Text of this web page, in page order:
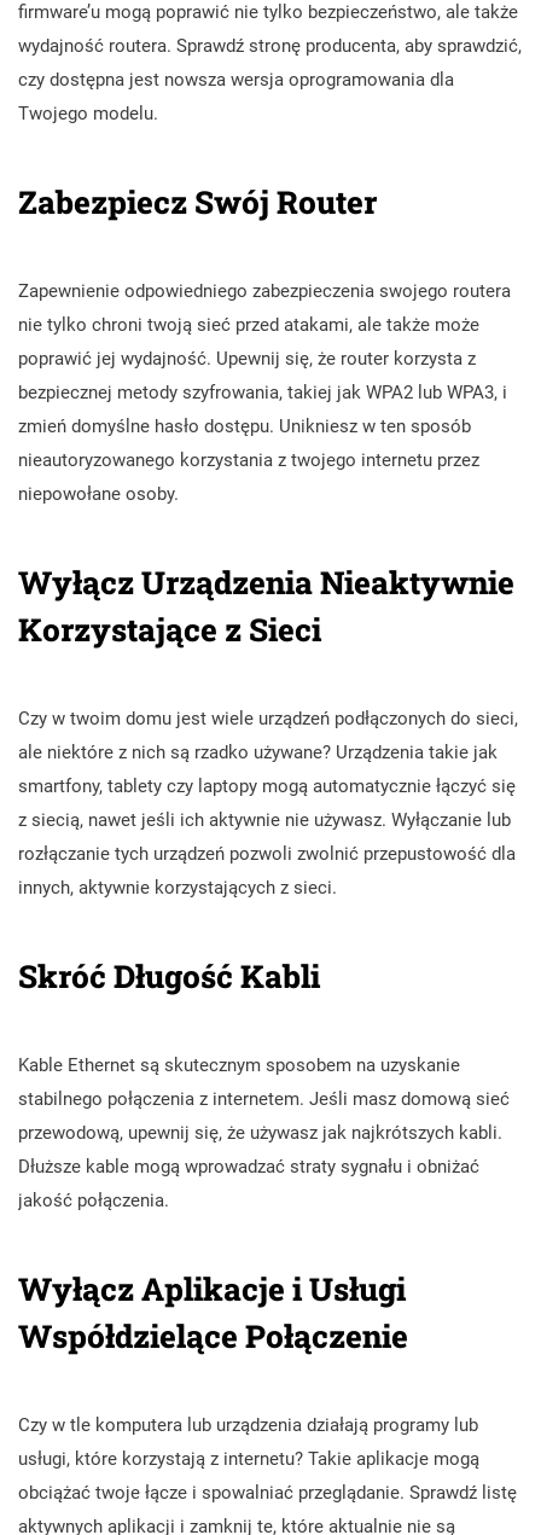
firmware’u mogą poprawić nie tylko bezpieczeństwo, ale także
wydajność routera. Sprawdź stronę producenta, aby sprawdzić,
czy dostępna jest nowsza wersja oprogramowania dla
Twojego modelu.
Zabezpiecz Swój Router
Zapewnienie odpowiedniego zabezpieczenia swojego routera
nie tylko chroni twoją sieć przed atakami, ale także może
poprawić jej wydajność. Upewnij się, że router korzysta z
bezpiecznej metody szyfrowania, takiej jak WPA2 lub WPA3, i
zmień domyślne hasło dostępu. Unikniesz w ten sposób
nieautoryzowanego korzystania z twojego internetu przez
niepowołane osoby.
Wyłącz Urządzenia Nieaktywnie
Korzystające z Sieci
Czy w twoim domu jest wiele urządzeń podłączonych do sieci,
ale niektóre z nich są rzadko używane? Urządzenia takie jak
smartfony, tablety czy laptopy mogą automatycznie łączyć się
z siecią, nawet jeśli ich aktywnie nie używasz. Wyłączanie lub
rozłączanie tych urządzeń pozwoli zwolnić przepustowość dla
innych, aktywnie korzystających z sieci.
Skróć Długość Kabli
Kable Ethernet są skutecznym sposobem na uzyskanie
stabilnego połączenia z internetem. Jeśli masz domową sieć
przewodową, upewnij się, że używasz jak najkrótszych kabli.
Dłuższe kable mogą wprowadzać straty sygnału i obniżać
jakość połączenia.
Wyłącz Aplikacje i Usługi
Współdzielące Połączenie
Czy w tle komputera lub urządzenia działają programy lub
usługi, które korzystają z internetu? Takie aplikacje mogą
obciążać twoje łącze i spowalniać przeglądanie. Sprawdź listę
aktywnych aplikacji i zamknij te, które aktualnie nie są